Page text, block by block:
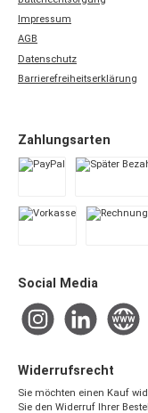
Impressum
AGB
Datenschutz
Barrierefreiheitserklärung
Zahlungsarten
Social Media
InstagramLinkedIn Website
Widerrufsrecht
Sie möchten einen Kauf
Sie den Widerruf Ihrer